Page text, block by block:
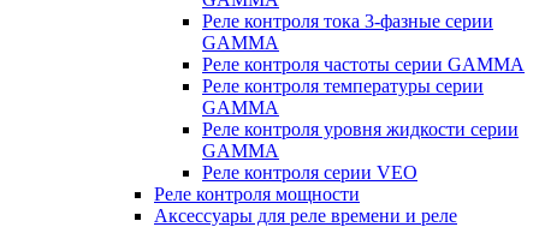
Реле контроля тока 3-фазные серии
GAMMA
Реле контроля частоты серии GAMMA
Реле контроля температуры серии
GAMMA
Реле контроля уровня жидкости серии
GAMMA
Реле контроля серии VEO
Реле контроля мощности
Аксессуары для реле времени и реле